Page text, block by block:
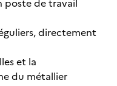
poste de travail
directement
et la
du métallier